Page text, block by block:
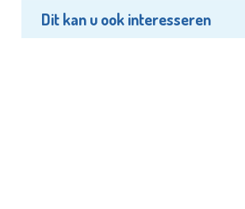
Dit kan u ook interesseren